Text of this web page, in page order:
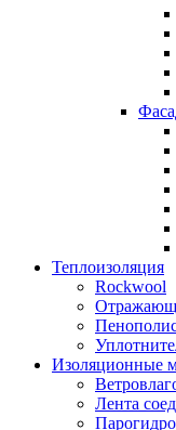
Теплоизоляция
Rockwool
Изоляционные
Лента